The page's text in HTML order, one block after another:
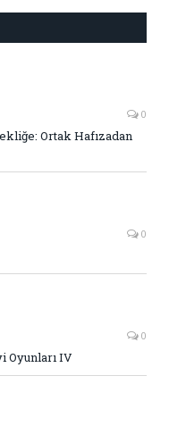
0
Ortak Hafızadan
0
0
Oyunları IV